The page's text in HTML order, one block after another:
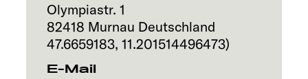
Olympiastr. 1
82418 Murnau Deutschland
47.6659183, 11.201514496473)
E-Mail